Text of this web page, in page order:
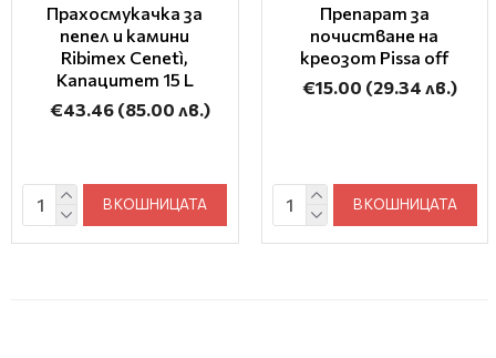
Прахосмукачка за
пепел и камини
Ribimex Cenetì,
Капацитет 15 L
€43.46 (85.00 лв.)
В КОШНИЦАТА
Препарат за
почистване на
креозот Pissa off
€15.00 (29.34 лв.)
В КОШНИЦАТА